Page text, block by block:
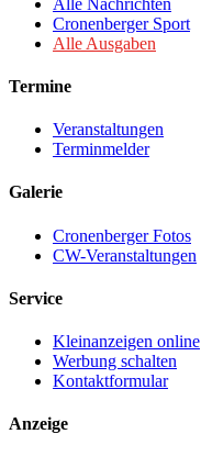
Cronenberger Sport
Alle Ausgaben
Termine
Veranstaltungen
Terminmelder
Galerie
Cronenberger Fotos
CW-Veranstaltungen
Service
Kleinanzeigen online
Werbung schalten
Kontaktformular
Anzeige